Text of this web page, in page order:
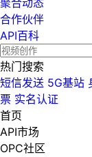
聚合动态
合作伙伴
API百科
热门搜索
短信发送 5G基站
票 实名认证
首页
API市场
OPC社区